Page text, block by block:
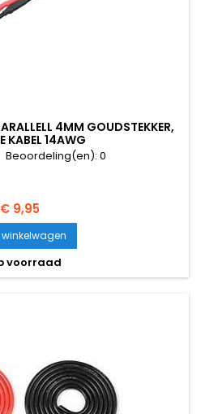
4MM GOUDSTEKKER,
KABEL 14AWG
Beoordeling(en): 0
Prijs
€ 9,95
winkelwagen
voorraad